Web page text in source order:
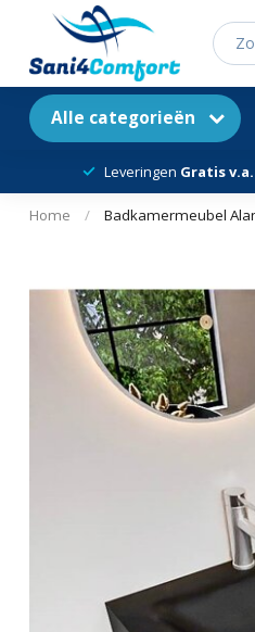
Alle categorieën
Leveringen Gratis v.a.
Home / Badkamermeubel